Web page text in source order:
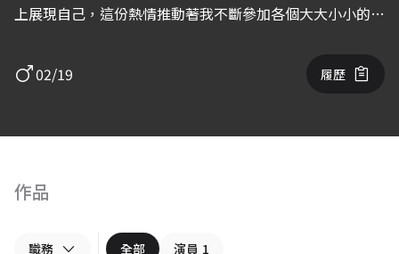
上展現自己，這份熱情推動著我不斷參加各個大大小小的活
人MV拍攝，並且積極尋找機會在不同的演出中挑戰自
己。。
02/19 履歷
作品
職務 全部 演員 1